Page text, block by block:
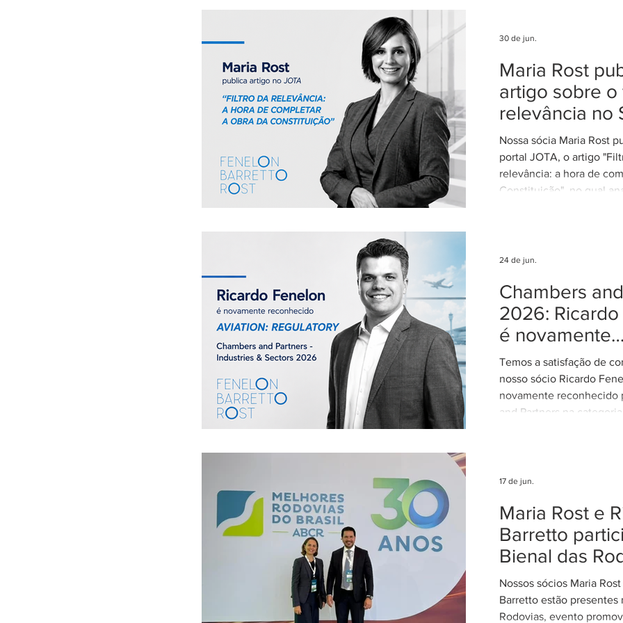
nosso trabalho. Esse
advocacia técnica e de
Maria Rost
artigo sobre o
relevância no
Nossa sócia Maria Rost
portal JOTA, o artigo
relevância: a hora de
Constituição", no qual
para o sistema recursal
regulamentação é
STJ exerça plenamente
constitucional de
interpretação da
concentran
30 de jun.
Chambers
2026:
é novamente
reconhecido
Aviation:
Temos a satisfação de
nosso sócio Ricardo
novamente reconhecido
and Partners na
elaboração, discussão e
para o setor aéreo
retorno à advocacia, em
sendo continuamente
sua atuação em Direito
assessorando
24 de jun.
Maria Rost e
Barretto
Bienal das
Nossos sócios Maria
Barretto estão presentes
Rodovias, evento
17 de jun.